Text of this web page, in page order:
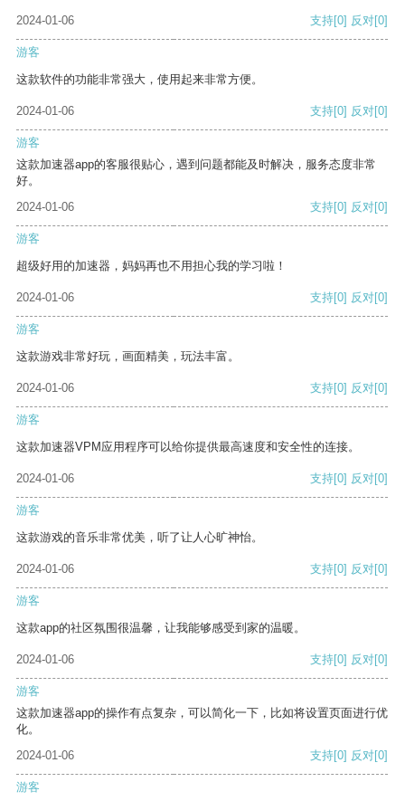
2024-01-06 支持[0] 反对[0]
游客
这款软件的功能非常强大，使用起来非常方便。
2024-01-06 支持[0] 反对[0]
游客
这款加速器app的客服很贴心，遇到问题都能及时解决，服务态度非常
好。
2024-01-06
支持[0] 反对[0]
游客
超级好用的加速器，妈妈再也不用担心我的学习啦！
2024-01-06 支持[0] 反对[0]
游客
这款游戏非常好玩，画面精美，玩法丰富。
2024-01-06 支持[0] 反对[0]
游客
这款加速器VPM应用程序可以给你提供最高速度和安全性的连接。
2024-01-06 支持[0] 反对[0]
游客
这款游戏的音乐非常优美，听了让人心旷神怡。
2024-01-06 支持[0] 反对[0]
游客
这款app的社区氛围很温馨，让我能够感受到家的温暖。
2024-01-06 支持[0] 反对[0]
游客
这款加速器app的操作有点复杂，可以简化一下，比如将设置页面进行优
化。
2024-01-06
支持[0] 反对[0]
游客